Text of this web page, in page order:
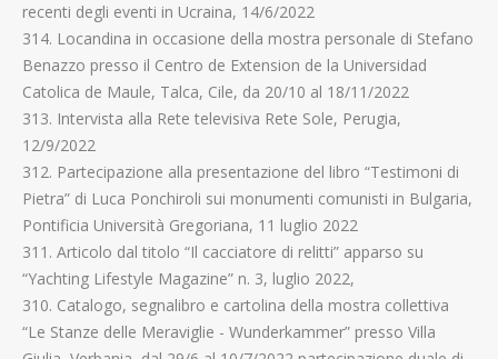
recenti degli eventi in Ucraina, 14/6/2022
314. Locandina in occasione della mostra personale di Stefano
Benazzo presso il Centro de Extension de la Universidad
Catolica de Maule, Talca, Cile, da 20/10 al 18/11/2022
313. Intervista alla Rete televisiva Rete Sole, Perugia,
12/9/2022
312. Partecipazione alla presentazione del libro “Testimoni di
Pietra” di Luca Ponchiroli sui monumenti comunisti in Bulgaria,
Pontificia Università Gregoriana, 11 luglio 2022
311. Articolo dal titolo “Il cacciatore di relitti” apparso su
“Yachting Lifestyle Magazine” n. 3, luglio 2022,
310. Catalogo, segnalibro e cartolina della mostra collettiva
“Le Stanze delle Meraviglie - Wunderkammer” presso Villa